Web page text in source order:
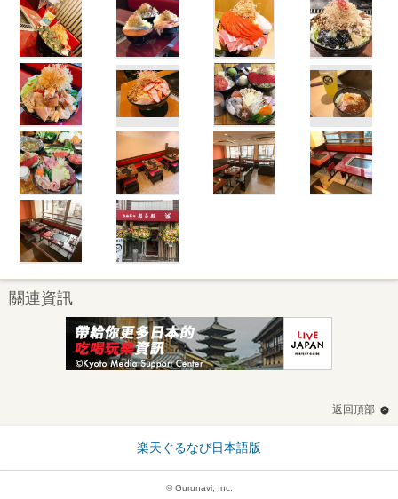
關連資訊
返回頂部
楽天ぐるなび日本語版
© Gurunavi, Inc.